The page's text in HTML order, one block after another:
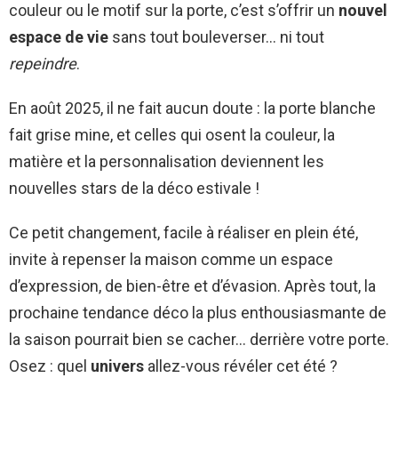
couleur ou le motif sur la porte, c’est s’offrir un nouvel
espace de vie sans tout bouleverser… ni tout
repeindre.
En août 2025, il ne fait aucun doute : la porte blanche
fait grise mine, et celles qui osent la couleur, la
matière et la personnalisation deviennent les
nouvelles stars de la déco estivale !
Ce petit changement, facile à réaliser en plein été,
invite à repenser la maison comme un espace
d’expression, de bien-être et d’évasion. Après tout, la
prochaine tendance déco la plus enthousiasmante de
la saison pourrait bien se cacher… derrière votre porte.
Osez : quel univers allez-vous révéler cet été ?